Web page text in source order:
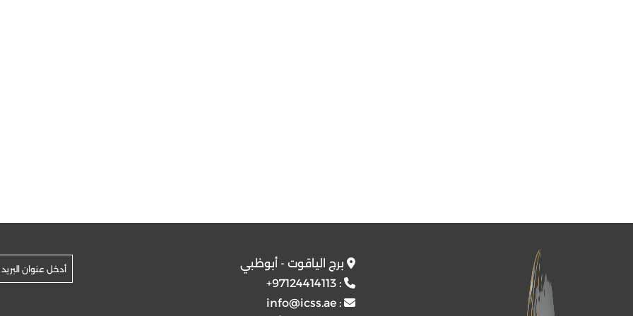
برج الياقوت - أبوظبي
:
+97124414113
:
info@icss.ae